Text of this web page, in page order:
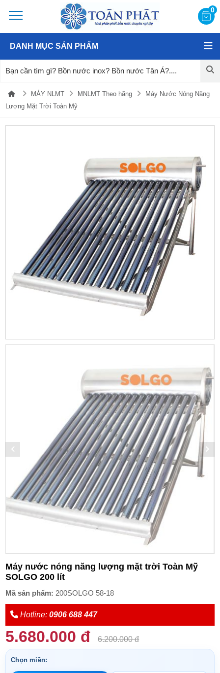
0
DANH MỤC SẢN PHẨM
MÁY NLMT MNLMT Theo hãng
Máy Nước Nóng Năng
Lượng Mặt Trời Toàn Mỹ
Máy nước nóng năng lượng mặt trời Toàn Mỹ
SOLGO 200 lít
Mã sản phẩm: 200SOLGO 58-18
Hotline:0906 688 447
5.680.000 đ 6.200.000 đ
Chọn miền: